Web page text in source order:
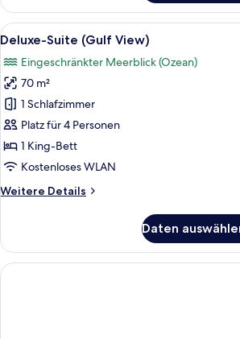
Suite,
Strandnähe
Alle
Fotos
für
Deluxe-
Suite
(Gulf
View)
anzeigen
Ein
5
Deluxe-Suite (Gulf View)
Eingeschränkter Meerblick (Ozean)
70 m²
1 Schlafzimmer
Platz für 4 Personen
1 King-Bett
Kostenloses WLAN
Weitere Details
Weitere
Suite
(Gulf
View)
Daten